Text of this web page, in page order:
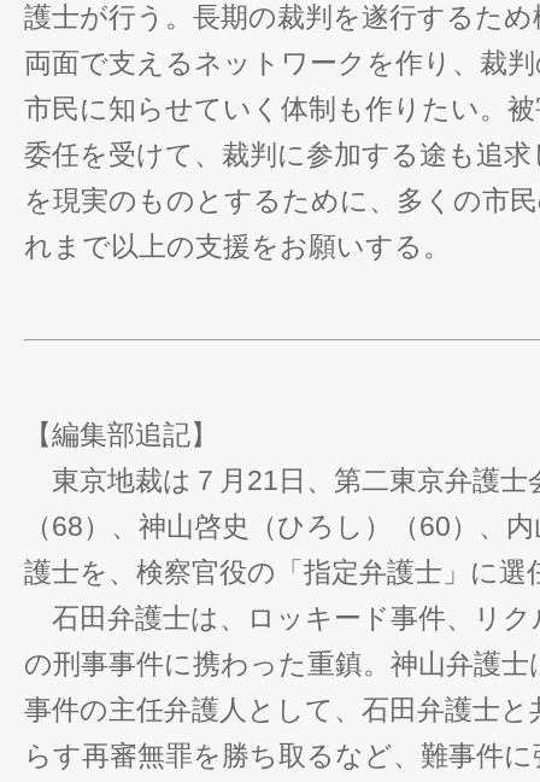
護士が行う。長期の裁判を遂行するた
両面で支えるネットワークを作り、裁
市民に知らせていく体制も作りたい。
委任を受けて、裁判に参加する途も追
を現実のものとするために、多くの市
れまで以上の支援をお願いする。
【編集部追記】
東京地裁は７月21日、第二東京弁護士
（68）、神山啓史（ひろし）（60）、
護士を、検察官役の「指定弁護士」に選
石田弁護士は、ロッキード事件、リク
の刑事事件に携わった重鎮。神山弁護
事件の主任弁護人として、石田弁護士
らす再審無罪を勝ち取るなど、難事件